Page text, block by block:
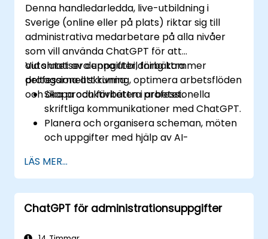
Denna handledarledda, live-utbildning i
Sverige (online eller på plats) riktar sig till
administrativa medarbetare på alla nivåer
som vill använda ChatGPT för att
automatisera uppgifter, förbättra
professionell skrivning, optimera arbetsflöden
och öka produktiviteten i arbetet.
Vid slutet av denna utbildning kommer
deltagarna att kunna:
Skapa och förbättra professionella
skriftliga kommunikationer med ChatGPT.
Planera och organisera scheman, möten
och uppgifter med hjälp av AI-
Generera och analysera administrativt
innehåll som rapporter och
sammanfattningar.
Integrera ChatGPT med
LÄS MER...
ChatGPT för administrationsuppgifter